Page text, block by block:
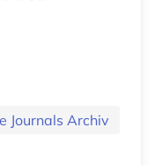
Journals Archiv